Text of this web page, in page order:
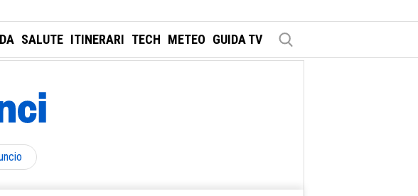
SALUTE ITINERARI TECH METEO GUIDA TV